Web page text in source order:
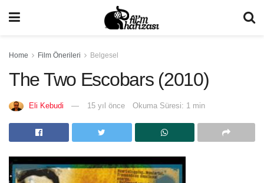
Home Film Önerileri Belgesel
The Two Escobars (2010)
Eli Kebudi 15 yıl önce Okuma Süresi: 1 min